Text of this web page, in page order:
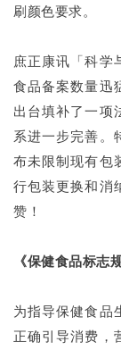
刷颜色要求。
庶正康讯「科学
食品备案数量迅
出台填补了一项
系进一步完善。
布未限制现有包
行包装更换和消
赞！
《保健食品标志
为指导保健食品
正确引导消费，